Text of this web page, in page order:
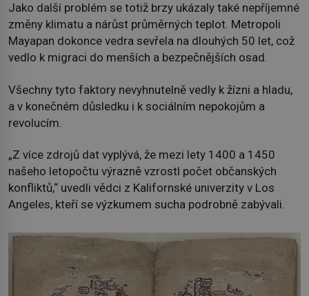
Jako další problém se totiž brzy ukázaly také nepříjemné
změny klimatu a nárůst průměrných teplot. Metropoli
Mayapan dokonce vedra sevřela na dlouhých 50 let, což
vedlo k migraci do menších a bezpečnějších osad.
Všechny tyto faktory nevyhnutelně vedly k žízni a hladu,
a v konečném důsledku i k sociálním nepokojům a
revolucím.
„Z více zdrojů dat vyplývá, že mezi lety 1400 a 1450
našeho letopočtu výrazně vzrostl počet občanských
konfliktů,“ uvedli vědci z Kalifornské univerzity v Los
Angeles, kteří se výzkumem sucha podrobně zabývali.